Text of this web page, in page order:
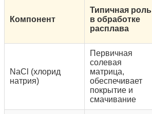
Компонент
Типичная роль
в обработке
расплава
NaCl (хлорид
натрия)
Первичная
солевая
матрица,
обеспечивает
покрытие и
смачивание